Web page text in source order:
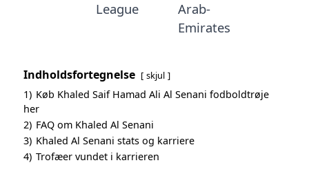
League
Arab-
Emirates
Indholdsfortegnelse skjul
1) Køb Khaled Saif Hamad Ali Al Senani fodboldtrøje
her
2) FAQ om Khaled Al Senani
3) Khaled Al Senani stats og karriere
4) Trofæer vundet i karrieren